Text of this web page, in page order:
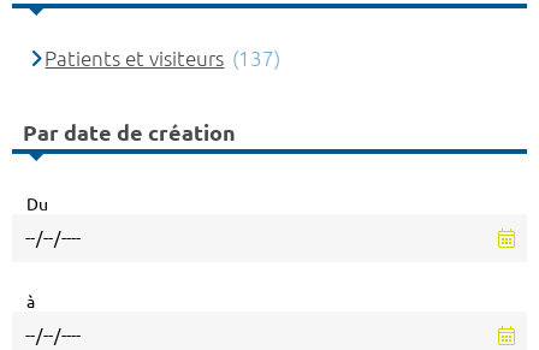
Patients et visiteurs (137)
Par date de création
Du
à